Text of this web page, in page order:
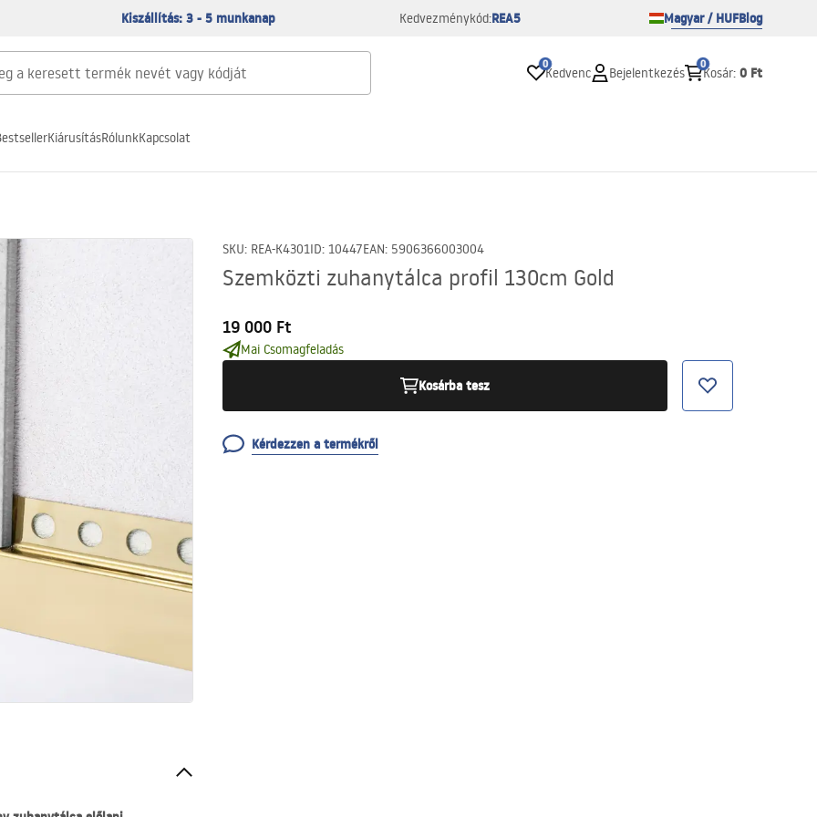
Kiszállítás: 3 - 5 munkanap Kedvezménykód:REA5 Magyar / HUFBlog
0
Kedvenc Bejelentkezés
0
Kosár: 0 Ft
KiárusításRólunkKapcsolat
SKU: REA-K4301ID: 10447EAN: 5906366003004
Szemközti zuhanytálca profil 130cm Gold
19 000 Ft
Mai Csomagfeladás
Kosárba tesz
Kérdezzen a termékről